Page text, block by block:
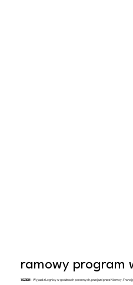
ramowy program
1 DZIEŃ- Wyjazd z Legnicy w godzinach porannych, przejazd przez Niemcy, Francję.